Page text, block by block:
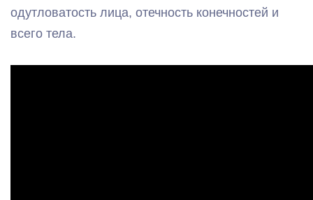
одутловатость лица, отечность конечностей и
всего тела.